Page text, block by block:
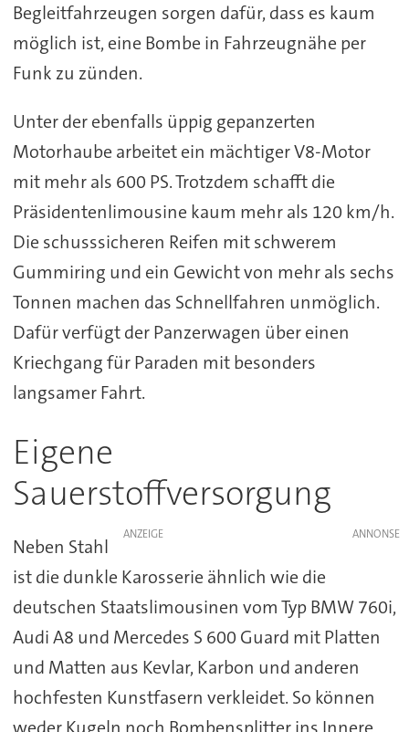
Begleitfahrzeugen sorgen dafür, dass es kaum
möglich ist, eine Bombe in Fahrzeugnähe per
Funk zu zünden.
Unter der ebenfalls üppig gepanzerten
Motorhaube arbeitet ein mächtiger V8-Motor
mit mehr als 600 PS. Trotzdem schafft die
Präsidentenlimousine kaum mehr als 120 km/h.
Die schusssicheren Reifen mit schwerem
Gummiring und ein Gewicht von mehr als sechs
Tonnen machen das Schnellfahren unmöglich.
Dafür verfügt der Panzerwagen über einen
Kriechgang für Paraden mit besonders
langsamer Fahrt.
Eigene
Sauerstoffversorgung
ANZEIGE
Neben Stahl
ist die dunkle Karosserie ähnlich wie die
deutschen Staatslimousinen vom Typ BMW 760i,
Audi A8 und Mercedes S 600 Guard mit Platten
und Matten aus Kevlar, Karbon und anderen
hochfesten Kunstfasern verkleidet. So können